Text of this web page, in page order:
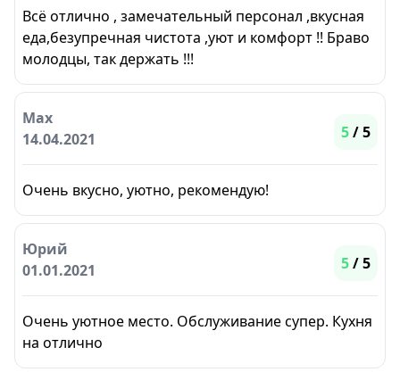
Всё отлично , замечательный персонал ,вкусная
еда,безупречная чистота ,уют и комфорт !! Браво
молодцы, так держать !!!
Max
14.04.2021
5/ 5
Очень вкусно, уютно, рекомендую!
Юрий
01.01.2021
5/ 5
Очень уютное место. Обслуживание супер. Кухня
на отлично